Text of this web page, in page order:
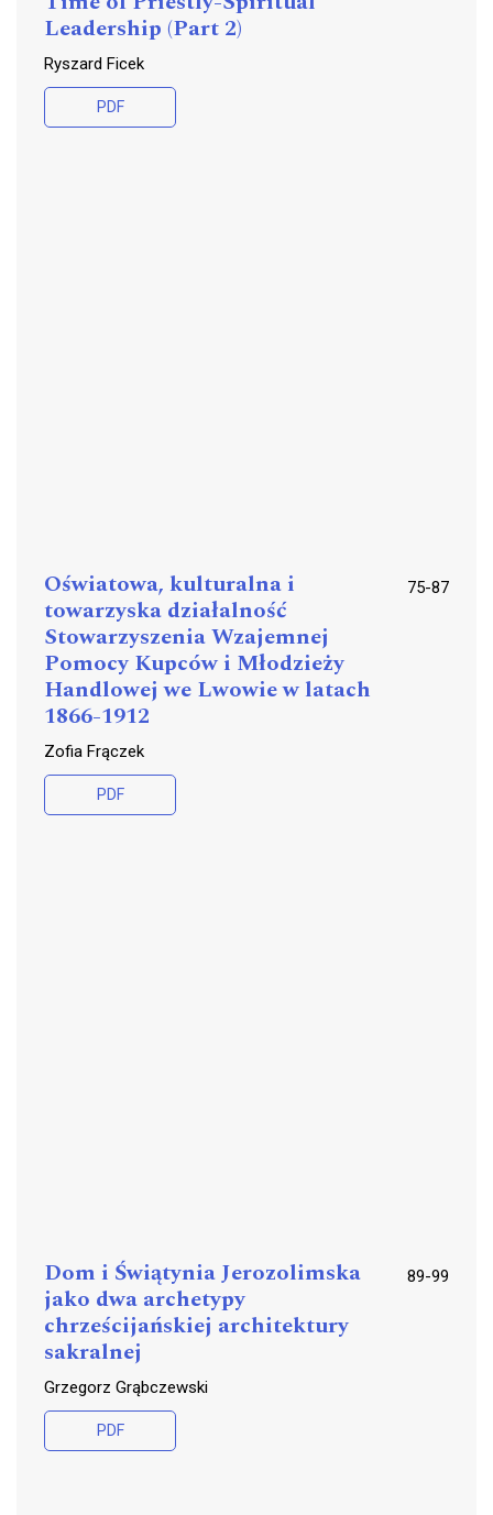
Leadership (Part 2)
Ryszard Ficek
PDF
Oświatowa, kulturalna i
towarzyska działalność
Stowarzyszenia Wzajemnej
Pomocy Kupców i Młodzieży
Handlowej we Lwowie w latach
1866-1912
75-87
Zofia Frączek
PDF
Dom i Świątynia Jerozolimska
jako dwa archetypy
chrześcijańskiej architektury
sakralnej
89-99
Grzegorz Grąbczewski
PDF